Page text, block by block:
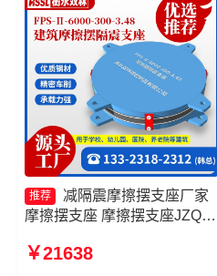
推荐
减隔震摩擦摆支座厂家
摩擦摆支座 摩擦摆支座JZQZ-
座生产厂家
￥21638